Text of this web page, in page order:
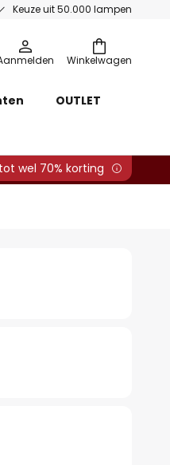
Keuze uit 50.000 lampen
Winkelwagen
OUTLET
tot wel 70% korting